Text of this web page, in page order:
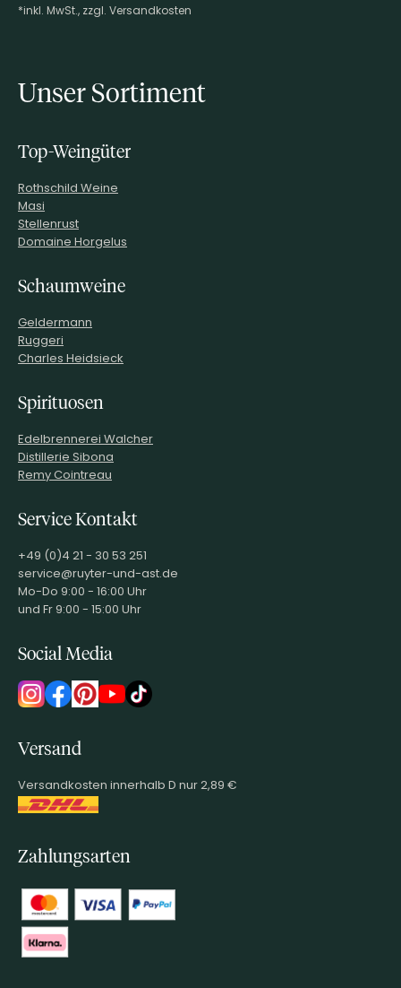
Footer-Menü
*inkl. MwSt., zzgl. Versandkosten
Unser Sortiment
Top-Weingüter
Rothschild Weine
Masi
Stellenrust
Domaine Horgelus
Schaumweine
Geldermann
Ruggeri
Charles Heidsieck
Spirituosen
Edelbrennerei Walcher
Distillerie Sibona
Remy Cointreau
Service Kontakt
+49 (0)4 21 - 30 53 251
service@ruyter-und-ast.de
Mo-Do 9:00 - 16:00 Uhr
und Fr 9:00 - 15:00 Uhr
Social Media
Versand
Versandkosten innerhalb D nur 2,89 €
Zahlungsarten